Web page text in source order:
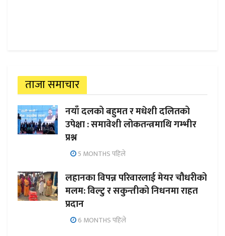
ताजा समाचार
नयाँ दलको बहुमत र मधेशी दलितको
उपेक्षा : समावेशी लोकतन्त्रमाथि गम्भीर
प्रश्न
5 MONTHS पहिले
लहानका विपन्न परिवारलाई मेयर चौधरीको
मलम: विल्टु र सकुन्तीको निधनमा राहत
प्रदान
6 MONTHS पहिले